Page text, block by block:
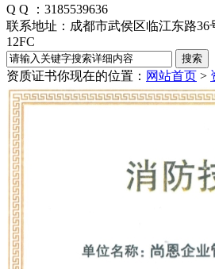
Q Q ：3185539636
联系地址：成都市武侯区临江东路36
12FC
资质证书你现在的位置： 网站首页 >